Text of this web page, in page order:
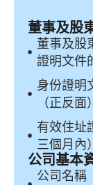
董事及股
董事及股
證明文件
身份證明
（正反面）
有效住址
三個月內）
公司基本
公司名稱